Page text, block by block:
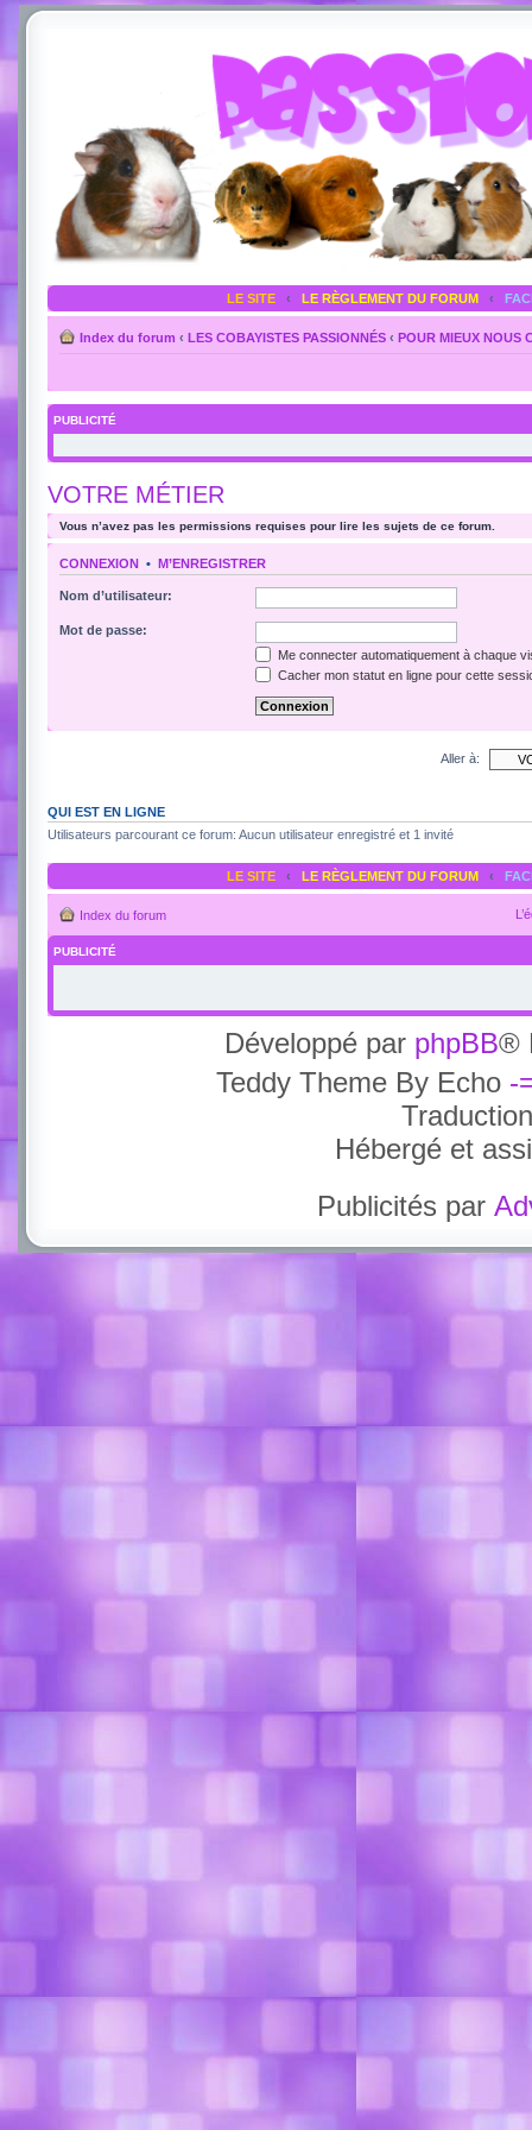
LE SITE ‹ LE RÈGLEMENT DU FORUM ‹
Index du forum ‹ LES COBAYISTES PASSIONNÉS ‹ POUR MIEUX NOUS
PUBLICITÉ
VOTRE MÉTIER
Vous n’avez pas les permissions requises pour lire les sujets de ce forum.
CONNEXION • M’ENREGISTRER
Nom d’utilisateur:
Mot de passe:
Me connecter automatiquement à chaque
Cacher mon statut en ligne pour cette
Aller à:
QUI EST EN LIGNE
Utilisateurs parcourant ce forum: Aucun utilisateur enregistré et 1 invité
LE SITE ‹ LE RÈGLEMENT DU FORUM ‹
Index du forum
PUBLICITÉ
Développé par phpBB®
Teddy Theme By Echo -
Hébergé et
Publicités par